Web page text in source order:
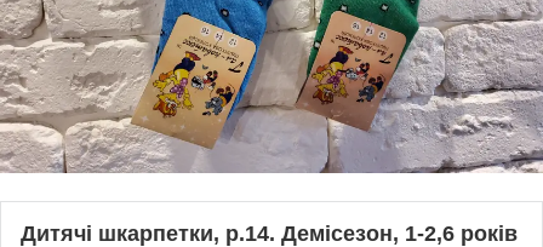
Дитячі шкарпетки, р.14. Демісезон, 1-2,6 років